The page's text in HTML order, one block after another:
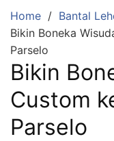
Home
Bantal
Bikin Boneka
Parselo
Bikin
Custom
Parselo